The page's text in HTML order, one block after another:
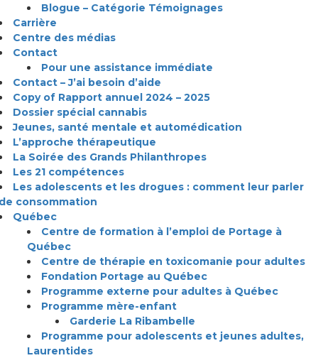
Blogue – Catégorie Témoignages
Carrière
Centre des médias
Contact
Pour une assistance immédiate
Contact – J’ai besoin d’aide
Copy of Rapport annuel 2024 – 2025
Dossier spécial cannabis
Jeunes, santé mentale et automédication
L’approche thérapeutique
La Soirée des Grands Philanthropes
Les 21 compétences
Les adolescents et les drogues : comment leur parler
consommation
Québec
Centre de formation à l’emploi de Portage à
Québec
Centre de thérapie en toxicomanie pour adultes
Fondation Portage au Québec
Programme externe pour adultes à Québec
Programme mère-enfant
Garderie La Ribambelle
Programme pour adolescents et jeunes adultes,
Laurentides